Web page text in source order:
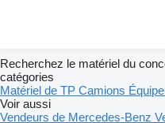
Recherchez le matériel du
catégories
Matériel de TP Camions
Voir aussi
Vendeurs de Mercedes-Benz